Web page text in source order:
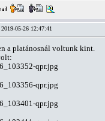
05-26 12:47:41
a platánosnál voltunk kint.